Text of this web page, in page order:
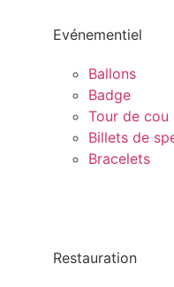
Evénementiel
Ballons
Badge
Tour de cou
Billets de
Bracelets
Restauration